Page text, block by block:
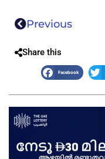
Previous
Share this
Facebook